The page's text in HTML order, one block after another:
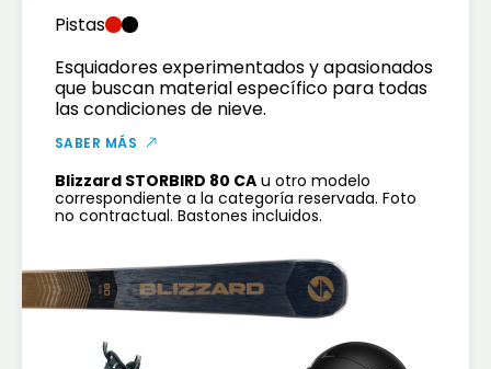
Pistas
Esquiadores experimentados y apasionados
que buscan material específico para todas
las condiciones de nieve.
SABER MÁS
Blizzard STORBIRD 80 CA u otro modelo
correspondiente a la categoría reservada. Foto
no contractual. Bastones incluidos.